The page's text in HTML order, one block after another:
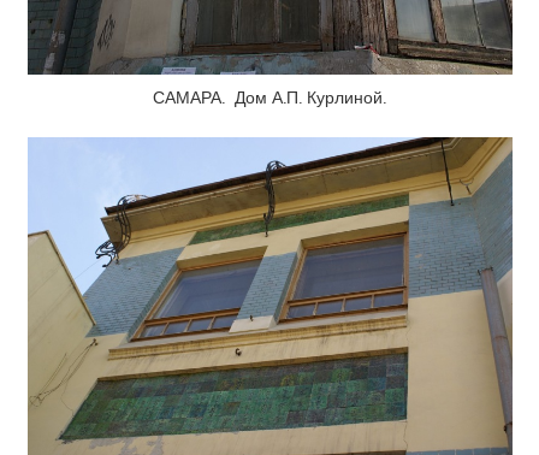
САМАРА. Дом А.П. Курлиной.